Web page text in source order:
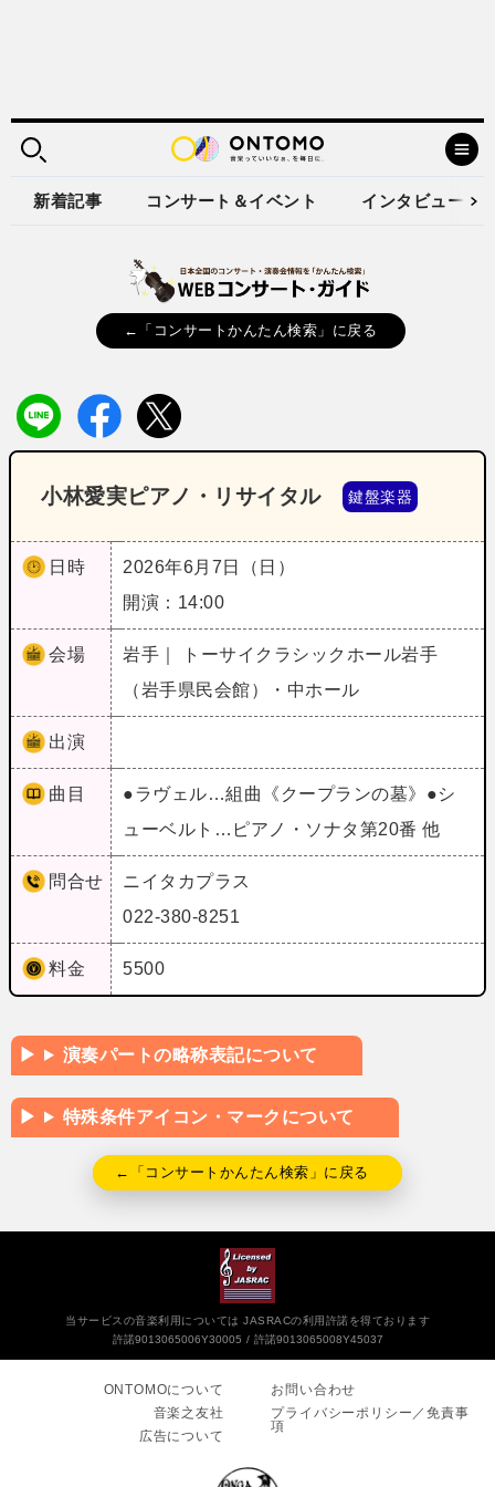
新着記事 コンサート＆イベント インタビュー
←「コンサートかんたん検索」に戻る
小林愛実ピアノ・リサイタル 鍵盤楽器
日時
2026年6月7日（日）
開演：14:00
会場
岩手｜ トーサイクラシックホール岩手
（岩手県民会館）・中ホール
出演
曲目
●ラヴェル…組曲《クープランの墓》●シ
ューベルト…ピアノ・ソナタ第20番 他
問合せ
ニイタカプラス
022-380-8251
料金 5500
演奏パートの略称表記について
特殊条件アイコン・マークについて
←「コンサートかんたん検索」に戻る
当サービスの音楽利用については JASRACの利用許諾を得ております
許諾9013065006Y30005
許諾9013065008Y45037
ONTOMOについて
音楽之友社
広告について
お問い合わせ
プライバシーポリシー／免責事
項